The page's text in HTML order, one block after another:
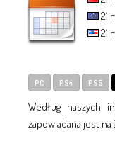
21
21
PC PS4 PS5
Według naszych
zapowiadana jest na